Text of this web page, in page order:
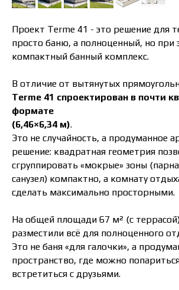
Проект Terme 41 - это решение для
просто баню, а полноценный, но при
компактный банный комплекс.
В отличие от вытянутых
Terme 41 спроектирован в почти
формате
(6,46×6,34 м).
Это не случайность, а продуманное
решение: квадратная геометрия
сгруппировать «мокрые» зоны
санузел) компактно, а комнату
сделать максимально просторными.
На общей площади 67 м² (с
разместили всё для полноценного
Это не баня «для галочки», а
пространство, где можно
встретиться с друзьями.